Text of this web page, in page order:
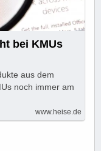
bei KMUs
aus dem
noch immer am
www.heise.de